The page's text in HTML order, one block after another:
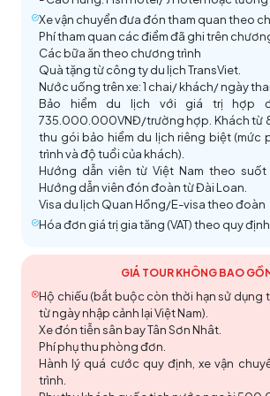
Tòa nhà trung tâm âm nhạc
Trạm tàu điện ngầm
Boulevard Station) – Với lối kiến
mắt cùng thông điệp ý nghĩa, nơi
chọn là một trong những ga tàu đẹp
sử dụng công nghệ Domelight được
Phật Quang Sơn
Đầm Liên Trì– Đầm nhân tạo với vẻ
người của mặt nước trong xanh và
bình. Đến đầm Liên Trì, quý khách
ngưỡng những công trình kiến trúc
với nhiều đền chùa cổ kính mang đậm
tín ngưỡng của người dân địa phương.
Đi thuyền trên Hồ Nhật
Văn Võ Miếu– Nơi thờ 2 vị Khổng Tử
kế theo lối kiến trúc đền chùa Đài
thấp đến cao với gam màu sơn
thống. Quý khách đến tham quan
sự tôn nghiêm xen lẫn khung cảnh
Tòa nhà trung tâm âm nhạc
Làng cổ Thập Phần– Ngôi làng
cổ kính bao trùm, nơi ước
Đến đây, quý khách không thể bỏ
thả đèn trời truyền thống. Mỗi
mang theo những điều ước tốt đẹp
khách 1 đèn).
Tháp Taipei 101 tầng
Tự do tham quan và mua sắm tại
Cửa hàng miễn thuế.
Quốc Lập Trung Chính Kỷ Niệm
Kei-shek Memorial Hall) – Đài tưởng
Tưởng Giới Thạch là công trình
thạch trắng, trang trí mái kính màu
với khu vườn xanh mát, tạo cảm
bình khi ghé thăm.
Xe vận chuyển đưa đón tham quan theo
Phí tham quan các điểm đã ghi trên
Các bữa ăn theo chương trình
Quà tặng từ công ty du lịch TransViet.
Nước uống trên xe: 1 chai/ khách/ ngày
Bảo hiểm du lịch với giá trị hợp
735.000.000VNĐ/trường hợp. Khách từ
thu gói bảo hiểm du lịch riêng biệt (mức
trình và độ tuổi của khách).
Hướng dẫn viên từ Việt Nam theo
Hướng dẫn viên đón đoàn từ Đài Loan.
Visa du lịch Quan Hồng/E-visa theo đoàn
Hóa đơn giá trị gia tăng (VAT) theo quy
GIÁ TOUR KHÔNG BAO
Hộ chiếu (bắt buộc còn thời hạn sử dụng
từ ngày nhập cảnh lại Việt Nam).
Xe đón tiễn sân bay Tân Sơn Nhât.
Phí phụ thu phòng đơn.
Hành lý quá cước quy định, xe vận
trình.